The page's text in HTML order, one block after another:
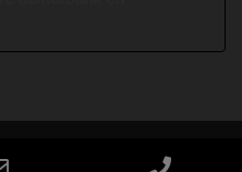
de spraaksturing
zorgt het onboard